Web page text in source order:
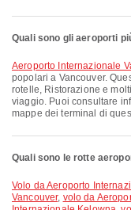
Quali sono gli aeroporti
Aeroporto Internazionale
popolari a Vancouver.
rotelle, Ristorazione e
viaggio. Puoi consultare
mappe dei terminal di
Quali sono le rotte
volo da Aeroporto Internazionale Calgary a Aeroporto Internazionale
Vancouver, volo da